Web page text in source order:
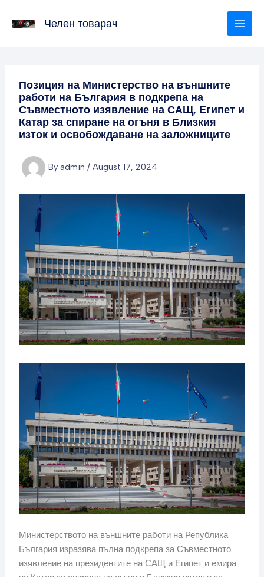
Челен товарач
Позиция на Министерство на външните
работи на България в подкрепа на
Съвместното изявление на САЩ, Египет и
Катар за спиране на огъня в Близкия
изток и освобождаване на заложниците
By admin / August 17, 2024
Министерството на външните работи на Република
България изразява пълна подкрепа за Съвместното
изявление на президентите на САЩ и Египет и емира